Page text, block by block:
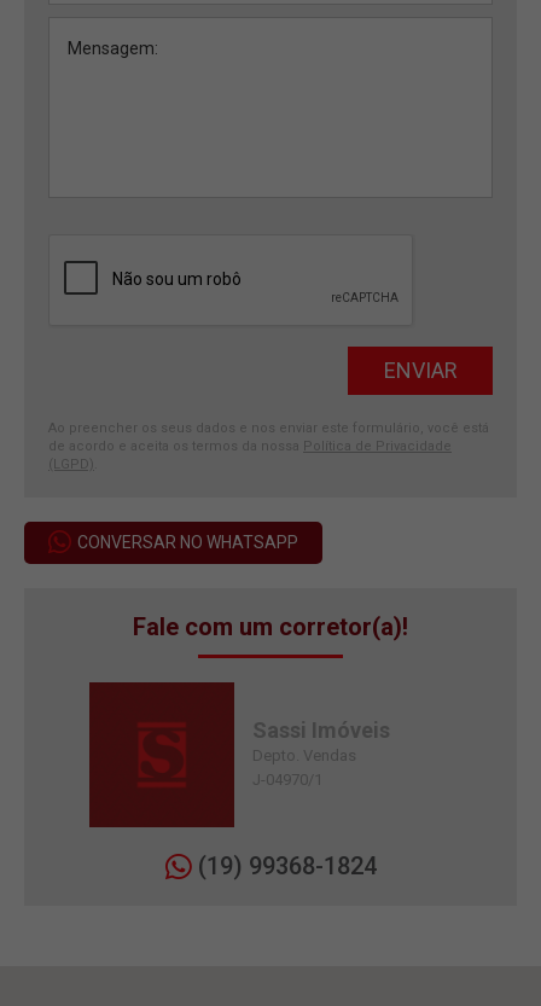
Ao preencher os seus dados e nos enviar este formulário, você está
de acordo e aceita os termos da nossa Política de Privacidade
(LGPD)
CONVERSAR NO WHATSAPP
Fale com um corretor(a)!
Sassi Imóveis
Depto. Vendas
J-04970/1
(19) 99368-1824